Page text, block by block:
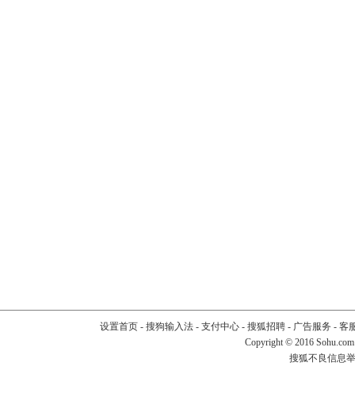
设置首页- 搜狗输入法- 支付中心- 搜狐招聘- 广告服务 - 客
Copyright © 2016
搜狐不良信息